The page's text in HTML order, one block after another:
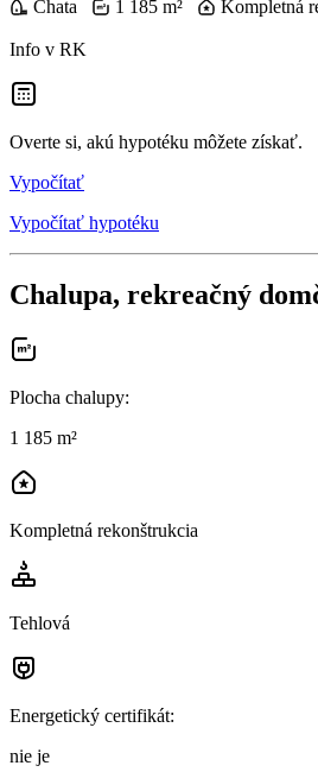
Chata
1 185 m² Kompletná
Info v RK
Overte si, akú hypotéku môžete získať.
Vypočítať
Vypočítať hypotéku
Chalupa, rekreačný
Plocha chalupy:
1 185 m²
Kompletná rekonštrukcia
Tehlová
Energetický certifikát:
nie je